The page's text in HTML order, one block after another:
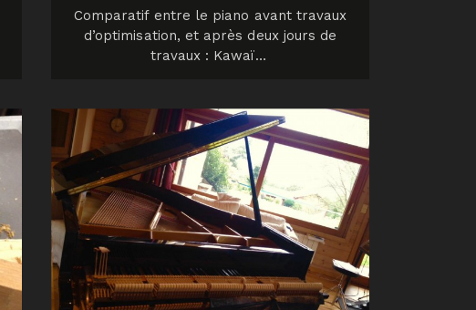
Comparatif entre le piano avant travaux
d’optimisation, et après deux jours de
travaux : Kawaï…